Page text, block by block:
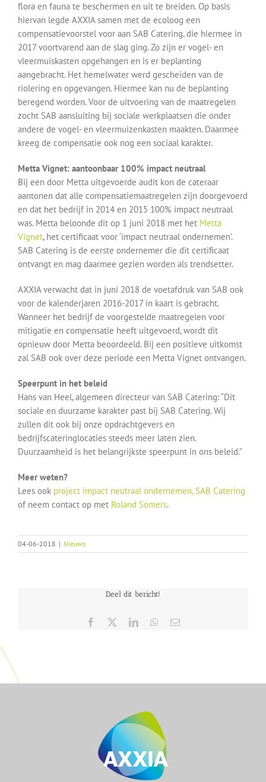
flora en fauna te beschermen en uit te breiden. Op basis
hiervan legde AXXIA samen met de ecoloog een
compensatievoorstel voor aan SAB Catering, die hiermee in
2017 voortvarend aan de slag ging. Zo zijn er vogel- en
vleermuiskasten opgehangen en is er beplanting
aangebracht. Het hemelwater werd gescheiden van de
riolering en opgevangen. Hiermee kan nu de beplanting
beregend worden. Voor de uitvoering van de maatregelen
zocht SAB aansluiting bij sociale werkplaatsen die onder
andere de vogel- en vleermuizenkasten maakten. Daarmee
kreeg de compensatie ook nog een sociaal karakter.
Metta Vignet: aantoonbaar 100% impact neutraal
Bij een door Metta uitgevoerde audit kon de cateraar
aantonen dat alle compensatiemaatregelen zijn doorgevoerd
en dat het bedrijf in 2014 en 2015 100% impact neutraal
was. Metta beloonde dit op 1 juni 2018 met het Metta
Vignet, het certificaat voor ‘impact neutraal ondernemen’.
SAB Catering is de eerste ondernemer die dit certificaat
ontvangt en mag daarmee gezien worden als trendsetter.
AXXIA verwacht dat in juni 2018 de voetafdruk van SAB ook
voor de kalenderjaren 2016-2017 in kaart is gebracht.
Wanneer het bedrijf de voorgestelde maatregelen voor
mitigatie en compensatie heeft uitgevoerd, wordt dit
opnieuw door Metta beoordeeld. Bij een positieve uitkomst
zal SAB ook over deze periode een Metta Vignet ontvangen.
Speerpunt in het beleid
Hans van Heel, algemeen directeur van SAB Catering: “Dit
sociale en duurzame karakter past bij SAB Catering. Wij
zullen dit ook bij onze opdrachtgevers en
bedrijfscateringlocaties steeds meer laten zien.
Duurzaamheid is het belangrijkste speerpunt in ons beleid.”
Meer weten?
Lees ook project impact neutraal ondernemen, SAB Catering
of neem contact op met Roland Somers.
04-06-2018 | Nieuws
Deel dit bericht!
Facebook LinkedInWhatsApp
E-